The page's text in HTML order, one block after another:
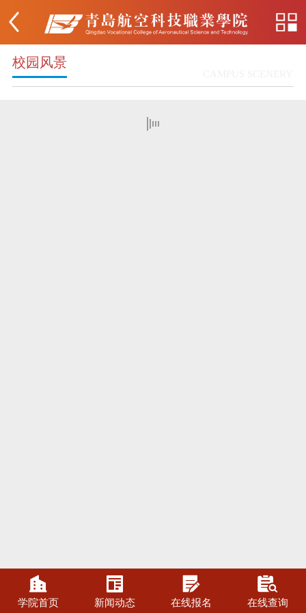
校园风景

学院首页

新闻动态

在线报名

在线查询